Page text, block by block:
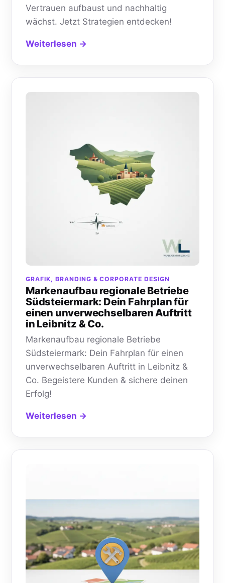
Vertrauen aufbaust und nachhaltig
wächst. Jetzt Strategien entdecken!
Weiterlesen →
GRAFIK, BRANDING & CORPORATE DESIGN
Markenaufbau regionale Betriebe
Südsteiermark: Dein Fahrplan für
einen unverwechselbaren Auftritt
in Leibnitz & Co.
Markenaufbau regionale Betriebe
Südsteiermark: Dein Fahrplan für einen
unverwechselbaren Auftritt in Leibnitz &
Co. Begeistere Kunden & sichere deinen
Erfolg!
Weiterlesen →